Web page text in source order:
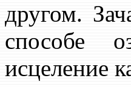
другом.
способе
исцеление